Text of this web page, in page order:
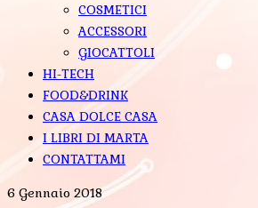
COSMETICI
ACCESSORI
GIOCATTOLI
HI-TECH
FOOD&DRINK
CASA DOLCE CASA
I LIBRI DI MARTA
CONTATTAMI
6 Gennaio 2018